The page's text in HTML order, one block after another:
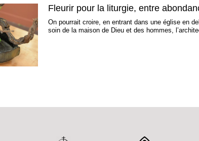
Fleurir pour la liturgie, entre
On pourrait croire, en entrant dans une église en
soin de la maison de Dieu et des hommes,